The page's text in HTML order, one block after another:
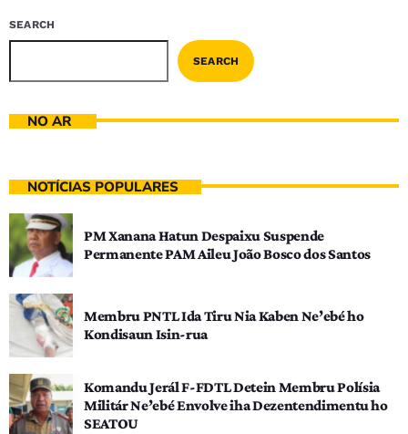
SEARCH
SEARCH
NO AR
NOTÍCIAS POPULARES
PM Xanana Hatun Despaixu Suspende
Permanente PAM Aileu João Bosco dos Santos
Membru PNTL Ida Tiru Nia Kaben Ne’ebé ho
Kondisaun Isin-rua
Komandu Jerál F-FDTL Detein Membru Polísia
Militár Ne’ebé Envolve iha Dezentendimentu ho
SEATOU